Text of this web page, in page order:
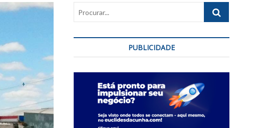
Procurar...
PUBLICIDADE